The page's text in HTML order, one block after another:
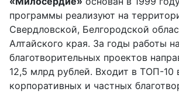
программы реализуют на
Свердловской, Белгородской
Алтайского края. За годы работы
благотворительных проектов
12,5 млрд рублей. Входит в ТОП-10
корпоративных и частных